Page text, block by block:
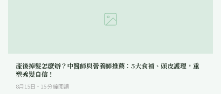
產後掉髮怎麼辦？中醫師與營養師推薦：5大食補、頭皮護理，重
塑秀髮自信！
8月15日 · 15分鐘閱讀